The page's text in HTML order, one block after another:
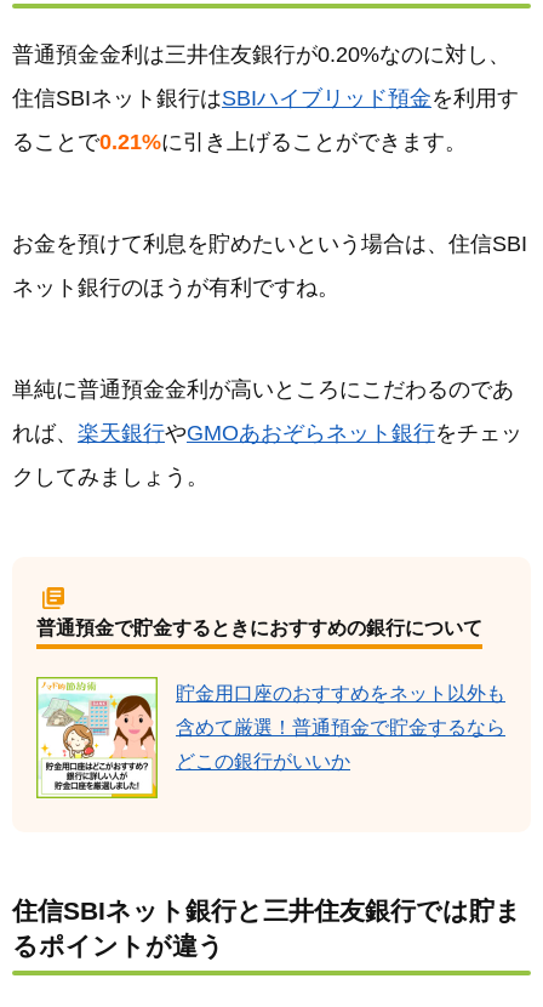
普通預金金利は三井住友銀行が0.20%なのに対し、
住信SBIネット銀行はSBIハイブリッド預金を利用す
ることで0.21%に引き上げることができます。
お金を預けて利息を貯めたいという場合は、住信SBI
ネット銀行のほうが有利ですね。
単純に普通預金金利が高いところにこだわるのであ
れば、 楽天銀行やGMOあおぞらネット銀行をチェッ
クしてみましょう。
普通預金で貯金するときにおすすめの銀行について
貯金用口座のおすすめをネット以外も
含めて厳選！普通預金で貯金するなら
どこの銀行がいいか
住信SBIネット銀行と三井住友銀行では貯ま
るポイントが違う